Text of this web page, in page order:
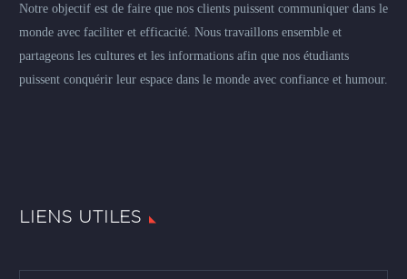
Notre objectif est de faire que nos clients puissent communiquer dans le
monde avec faciliter et efficacité. Nous travaillons ensemble et
partageons les cultures et les informations afin que nos étudiants
puissent conquérir leur espace dans le monde avec confiance et humour.
LIENS UTILES